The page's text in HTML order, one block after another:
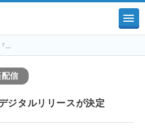
…
信
ジタルリリースが決定